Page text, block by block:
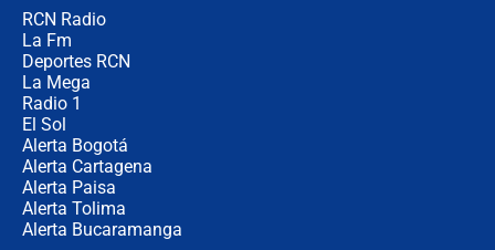
RCN Radio
La Fm
Deportes RCN
La Mega
Radio 1
El Sol
Alerta Bogotá
Alerta Cartagena
Alerta Paisa
Alerta Tolima
Alerta Bucaramanga